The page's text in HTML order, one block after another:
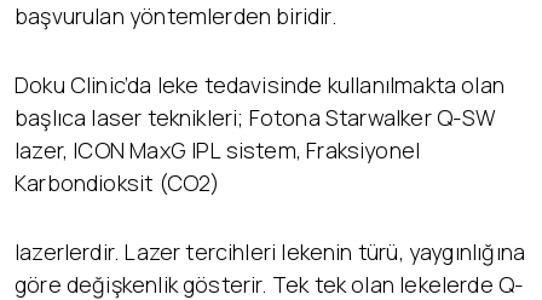
başvurulan yöntemlerden biridir.
Doku Clinic’da leke tedavisinde kullanılmakta olan
başlıca laser teknikleri; Fotona Starwalker Q-SW
lazer, ICON MaxG IPL sistem, Fraksiyonel
Karbondioksit (CO2)
lazerlerdir. Lazer tercihleri lekenin türü, yaygınlığına
göre değişkenlik gösterir. Tek tek olan lekelerde Q-